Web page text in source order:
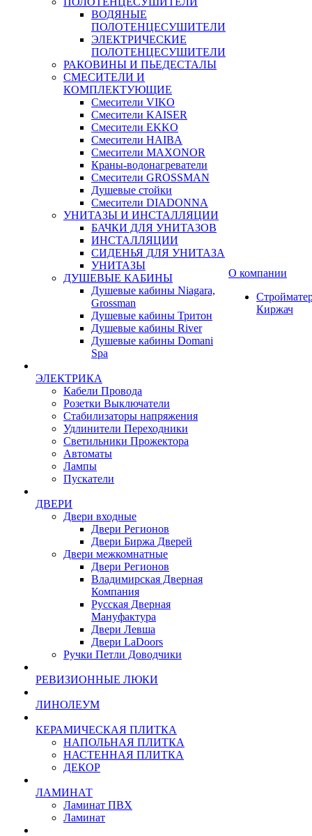
ВОДЯНЫЕ
ПОЛОТЕНЦЕСУШИТЕЛИ
ЭЛЕКТРИЧЕСКИЕ
ПОЛОТЕНЦЕСУШИТЕЛИ
РАКОВИНЫ И ПЬЕДЕСТАЛЫ
СМЕСИТЕЛИ И
КОМПЛЕКТУЮЩИЕ
Смесители VIKO
Смесители KAISER
Смесители EKKO
Смесители HAIBA
Смесители MAXONOR
Краны-водонагреватели
Смесители GROSSMAN
Душевые стойки
Смесители DIADONNA
УНИТАЗЫ И ИНСТАЛЛЯЦИИ
БАЧКИ ДЛЯ УНИТАЗОВ
ИНСТАЛЛЯЦИИ
СИДЕНЬЯ ДЛЯ УНИТАЗА
УНИТАЗЫ
ДУШЕВЫЕ КАБИНЫ
Душевые кабины Niagara,
Grossman
Душевые кабины Тритон
Душевые кабины River
Душевые кабины Domani
Spa
ЭЛЕКТРИКА
Кабели Провода
Розетки Выключатели
Стабилизаторы напряжения
Удлинители Переходники
Светильники Прожектора
Автоматы
Лампы
Пускатели
ДВЕРИ
Двери входные
Двери Регионов
Двери Биржа Дверей
Двери межкомнатные
Двери Регионов
Владимирская Дверная
Компания
Русская Дверная
Мануфактура
Двери Левша
Двери LaDoors
Ручки Петли Доводчики
РЕВИЗИОННЫЕ ЛЮКИ
ЛИНОЛЕУМ
КЕРАМИЧЕСКАЯ ПЛИТКА
НАПОЛЬНАЯ ПЛИТКА
НАСТЕННАЯ ПЛИТКА
ДЕКОР
ЛАМИНАТ
Ламинат ПВХ
Ламинат
О компании
Киржач